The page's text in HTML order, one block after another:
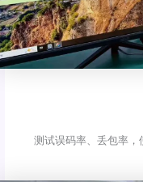
测试误码率、丢包率，